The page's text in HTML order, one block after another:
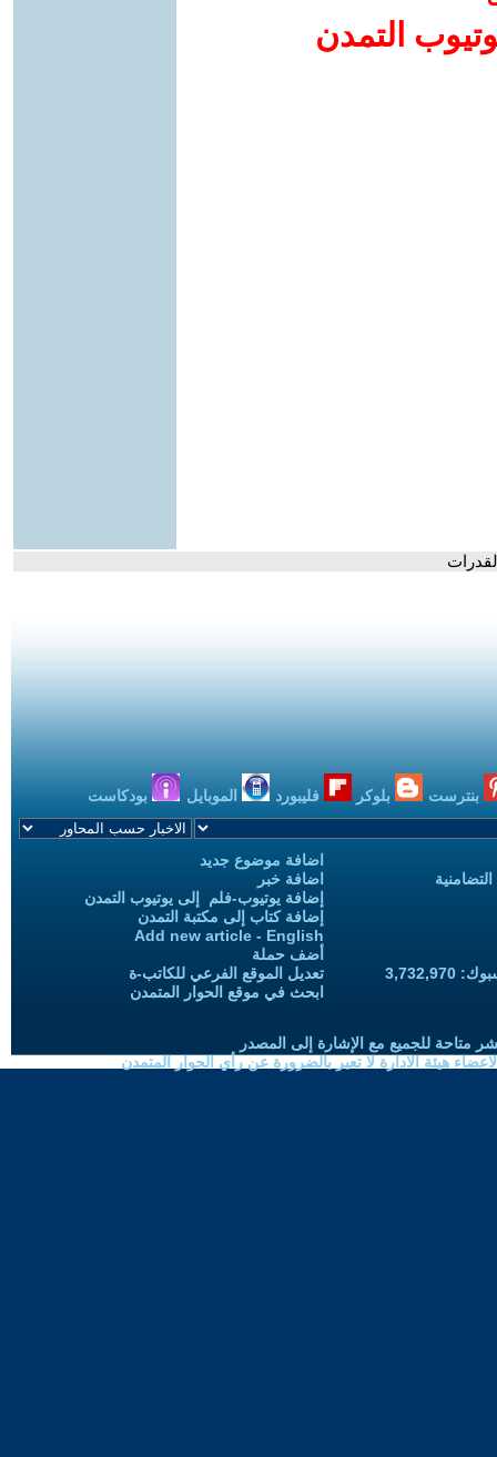
التمدن
بنترست بلوكر فليبورد الموبايل بودكاست
اضافة موضوع جديد
اضافة خبر
إضافة يوتيوب-فلم إلى يوتيوب التمدن
إضافة كتاب إلى مكتبة التمدن
Add new article - English
أضف حملة
تعديل الموقع الفرعي للكاتب-ة
ابحث في موقع الحوار المتمدن
متاحة للجميع مع الإشارة إلى المصدر
هيئة الادارة لا تعبر بالضرورة عن رأي الحوار المتمدن